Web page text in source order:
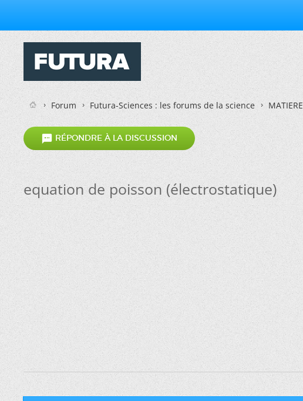
Forum Futura-Sciences : les forums de la science MATIERE
 RÉPONDRE À LA DISCUSSION
equation de poisson (électrostatique)